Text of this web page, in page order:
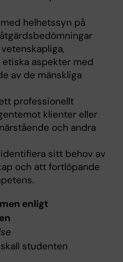
helhetssyn på
etiska aspekter med
av de mänskliga
professionellt
klienter eller
och andra
sitt behov av
och att fortlöpande
enligt
studenten